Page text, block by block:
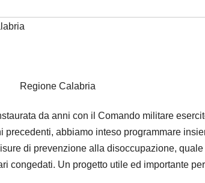
Regione Calabria
da anni con il Comando militare
precedenti, abbiamo inteso programmare
di prevenzione alla disoccupazione,
congedati. Un progetto utile ed importante